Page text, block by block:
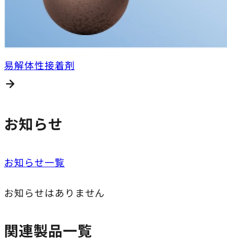
易解体性接着剤
お知らせ
お知らせ一覧
お知らせはありません
関連製品一覧